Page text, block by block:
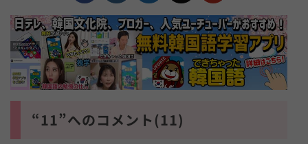
“11”へのコメント(11)